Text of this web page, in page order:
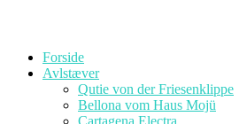
Forside
Avlstæver
Qutie von der Friesenklippe
Bellona vom Haus Mojü
Cartagena Electra